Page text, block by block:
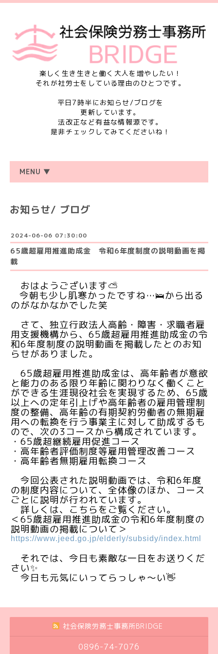
楽しく生き生きと働く大人を増やしたい！
それが社労士をしている理由のひとつです。
平日7時半にお知らせ/ブログを
更新しています。
法改正など有益な情報源です。
是非チェックしてみてくださいね！
MENU ▼
お知らせ/ ブログ
2024-06-06 07:30:00
65歳超雇用推進助成金 令和6年度制度の説明動画を掲
載
おはようございます⛅️
今朝も少し肌寒かったですね…🛌から出る
のがなかなかでした笑
さて、 独立行政法人高齢・障害・求職者雇
用支援機構から、65歳超雇用推進助成金の令
和6年度制度の説明動画を掲載したとのお知
らせがありました。
65歳超雇用推進助成金は、高年齢者が意欲
と能力のある限り年齢に関わりなく働くこと
ができる生涯現役社会を実現するため、65歳
以上への定年引上げや高年齢者の雇用管理制
度の整備、高年齢の有期契約労働者の無期雇
用への転換を行う事業主に対して助成するも
ので、次の3コースから構成されています。
・65歳超継続雇用促進コース
・高年齢者評価制度等雇用管理改善コース
・高年齢者無期雇用転換コース
今回公表された説明動画では、令和6年度
の制度内容について、全体像のほか、コース
ごとに説明が行われています。
詳しくは、こちらをご覧ください。
＜65歳超雇用推進助成金の令和6年度制度の
説明動画の掲載について＞
https://www.jeed.go.jp/elderly/subsidy/index.html
それでは、今日も素敵な一日をお送りくだ
さい✨
今日も元気にいってらっしゃ～い👋
社会保険労務士事務所BRIDGE
0896-74-7076